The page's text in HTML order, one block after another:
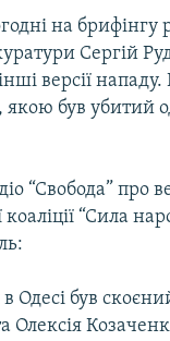
на брифінгу
Сергій
версії
якою був убитий
“Свобода” про
“Сила
Одесі був
Олексія